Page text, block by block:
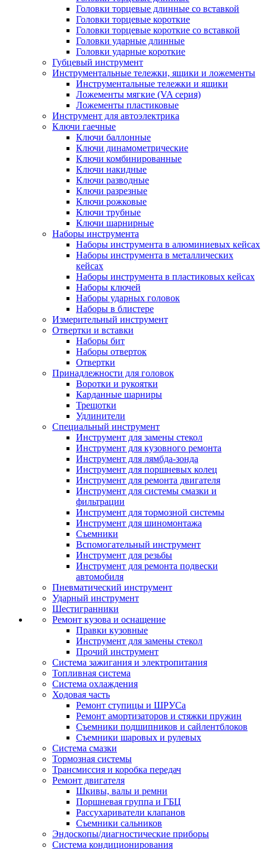
Головки торцевые длинные со вставкой
Головки торцевые короткие
Головки торцевые короткие со вставкой
Головки ударные длинные
Головки ударные короткие
Губцевый инструмент
Инструментальные тележки, ящики и ложементы
Инструментальные тележки и ящики
Ложементы мягкие (VA серия)
Ложементы пластиковые
Инструмент для автоэлектрика
Ключи гаечные
Ключи баллонные
Ключи динамометрические
Ключи комбинированные
Ключи накидные
Ключи разводные
Ключи разрезные
Ключи рожковые
Ключи трубные
Ключи шарнирные
Наборы инструмента
Наборы инструмента в алюминиевых кейсах
Наборы инструмента в металлических
кейсах
Наборы инструмента в пластиковых кейсах
Наборы ключей
Наборы ударных головок
Наборы в блистере
Измерительный инструмент
Отвертки и вставки
Наборы бит
Наборы отверток
Отвертки
Принадлежности для головок
Воротки и рукоятки
Карданные шарниры
Трещотки
Удлинители
Специальный инструмент
Инструмент для замены стекол
Инструмент для кузовного ремонта
Инструмент для лямбда-зонда
Инструмент для поршневых колец
Инструмент для ремонта двигателя
Инструмент для системы смазки и
фильтрации
Инструмент для тормозной системы
Инструмент для шиномонтажа
Съемники
Вспомогательный инструмент
Инструмент для резьбы
Инструмент для ремонта подвески
автомобиля
Пневматический инструмент
Ударный инструмент
Шестигранники
Ремонт кузова и оснащение
Правки кузовные
Инструмент для замены стекол
Прочий инструмент
Система зажигания и электропитания
Топливная система
Система охлаждения
Ходовая часть
Ремонт ступицы и ШРУСа
Ремонт амортизаторов и стяжки пружин
Съемники подшипников и сайлентблоков
Съемники шаровых и рулевых
Система смазки
Тормозная системы
Трансмиссия и коробка передач
Ремонт двигателя
Шкивы, валы и ремни
Поршневая группа и ГБЦ
Рассухариватели клапанов
Съемники сальников
Эндоскопы/диагностические приборы
Система кондиционирования